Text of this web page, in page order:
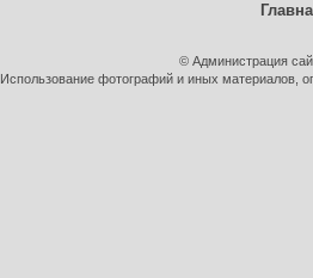
© Администрация
Использование фотографий и иных материалов,